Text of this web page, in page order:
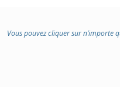
Vous pouvez cliquer sur